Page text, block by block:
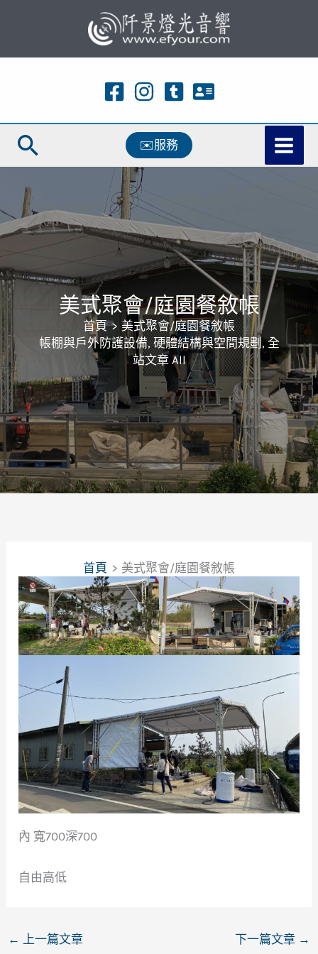
主
容
搜
尋
✉️服務
美式聚會/庭園餐敘帳
首頁
美式聚會/庭園餐敘帳
帳棚與戶外防護設備,硬體結構與空間規劃 ,全
站文章 All
首頁 美式聚會/庭園餐敘帳
內 寬700深700
自由高低
← 上一篇文章 下一篇文章 →